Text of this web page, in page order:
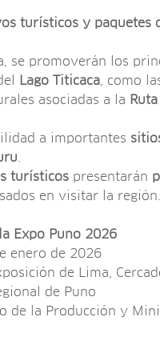
turísticos y paquetes
se promoverán los
Lago Titicaca , como
asociadas a la
a importantes
turísticos presentarán
en visitar la región.
Expo Puno 2026
enero de 2026
de Lima,
de Puno
de la Producción y